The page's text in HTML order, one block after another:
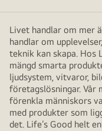
Livet handlar om mer
handlar om
teknik kan skapa. Hos
mängd smarta
ljudsystem, vitvaror,
företagslösningar.
förenkla människors
med produkter som
det. Life’s Good helt